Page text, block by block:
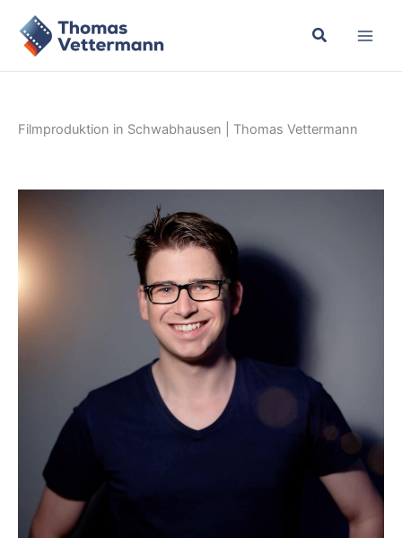
Inhalt
springen
Filmproduktion in Schwabhausen | Thomas Vettermann